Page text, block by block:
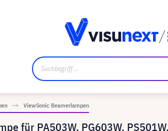
ViewSonic Beamerlampen
für PA503W, PG603W,